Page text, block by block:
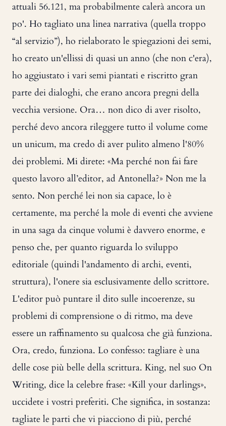
attuali 56.121, ma probabilmente calerà ancora un
po'. Ho tagliato una linea narrativa (quella troppo
“al servizio”), ho rielaborato le spiegazioni dei semi,
ho creato un'ellissi di quasi un anno (che non c'era),
ho aggiustato i vari semi piantati e riscritto gran
parte dei dialoghi, che erano ancora pregni della
vecchia versione. Ora… non dico di aver risolto,
perché devo ancora rileggere tutto il volume come
un unicum, ma credo di aver pulito almeno l'80%
dei problemi. Mi direte: «Ma perché non fai fare
questo lavoro all’editor, ad Antonella?» Non me la
sento. Non perché lei non sia capace, lo è
certamente, ma perché la mole di eventi che avviene
in una saga da cinque volumi è davvero enorme, e
penso che, per quanto riguarda lo sviluppo
editoriale (quindi l'andamento di archi, eventi,
struttura), l'onere sia esclusivamente dello scrittore.
L'editor può puntare il dito sulle incoerenze, su
problemi di comprensione o di ritmo, ma deve
essere un raffinamento su qualcosa che già funziona.
Ora, credo, funziona. Lo confesso: tagliare è una
delle cose più belle della scrittura. King, nel suo On
Writing, dice la celebre frase: «Kill your darlings»,
uccidete i vostri preferiti. Che significa, in sostanza:
tagliate le parti che vi piacciono di più, perché